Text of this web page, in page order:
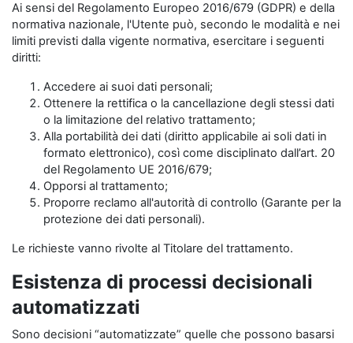
Ai sensi del Regolamento Europeo 2016/679 (GDPR) e della
normativa nazionale, l'Utente può, secondo le modalità e nei
limiti previsti dalla vigente normativa, esercitare i seguenti
diritti:
Accedere ai suoi dati personali;
Ottenere la rettifica o la cancellazione degli stessi dati
o la limitazione del relativo trattamento;
Alla portabilità dei dati (diritto applicabile ai soli dati in
formato elettronico), così come disciplinato dall’art. 20
del Regolamento UE 2016/679;
Opporsi al trattamento;
Proporre reclamo all'autorità di controllo (Garante per la
protezione dei dati personali).
Le richieste vanno rivolte al Titolare del trattamento.
Esistenza di processi decisionali
automatizzati
Sono decisioni “automatizzate” quelle che possono basarsi